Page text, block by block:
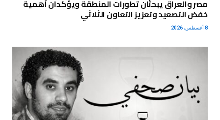
مصر والعراق يبحثان تطورات المنطقة ويؤكدان أهمية
خفض التصعيد وتعزيز التعاون الثلاثي
8 أغسطس، 2026